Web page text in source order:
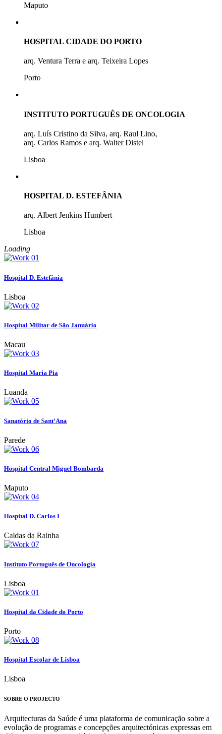
Maputo
HOSPITAL CIDADE DO PORTO
arq. Ventura Terra e arq. Teixeira Lopes
Porto
INSTITUTO PORTUGUÊS DE ONCOLOGIA
arq. Luís Cristino da Silva, arq. Raul Lino,
arq. Carlos Ramos e arq. Walter Distel
Lisboa
HOSPITAL D. ESTEFÂNIA
arq. Albert Jenkins Humbert
Lisboa
Loading
Hospital D. Estefânia
Lisboa
Hospital Militar de São Januário
Macau
Hospital Maria Pia
Luanda
Sanatório de Sant’Ana
Parede
Hospital Central Miguel Bombarda
Maputo
Hospital D. Carlos I
Caldas da Rainha
Instituto Português de Oncologia
Lisboa
Hospital da Cidade do Porto
Porto
Hospital Escolar de Lisboa
Lisboa
SOBRE O PROJECTO
Arquitecturas da Saúde é uma plataforma de comunicação sobre a
evolução de programas e concepções arquitectónicas expressas em